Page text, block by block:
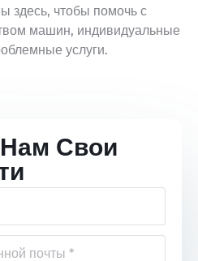
здесь, чтобы помочь с
машин, индивидуальные
услуги.
Свои